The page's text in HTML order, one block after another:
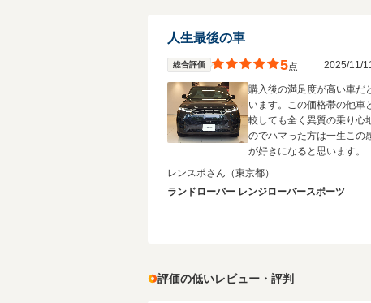
人生最後の車
総合評価 5点 2025/11/
購入後の満足度が高い車だ
います。この価格帯の他車
較しても全く異質の乗り心
のでハマった方は一生この
が好きになると思います。
レンスポさん （東京都）
ランドローバー レンジローバースポーツ
評価の低いレビュー・評判